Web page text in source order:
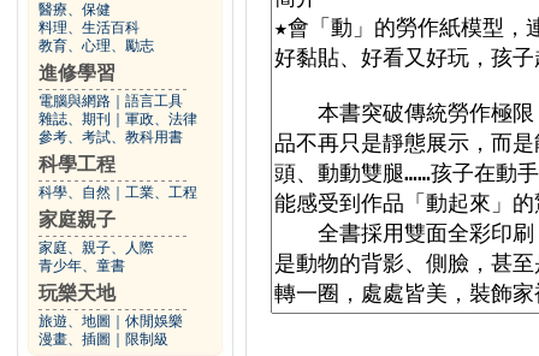
醫療、保健
料理、生活百科
教育、心理、勵志
進修學習
電腦與網路
語言工具
雜誌、期刊
軍政、法律
參考、考試、教科用書
科學工程
科學、自然 工業、工程
家庭親子
家庭、親子、人際
青少年、童書
玩樂天地
旅遊、地圖
休閒娛樂
漫畫、插圖
限制級